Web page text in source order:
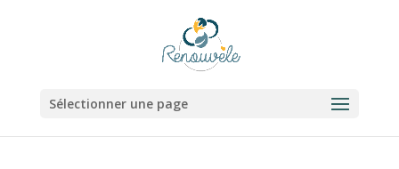
Sélectionner une page